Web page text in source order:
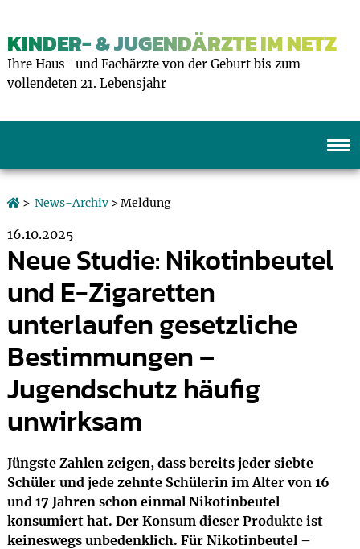
KINDER- & JUGENDÄRZTE IM NETZ
Ihre Haus- und Fachärzte von der Geburt bis zum
vollendeten 21. Lebensjahr
> News-Archiv> Meldung
16.10.2025
Neue Studie: Nikotinbeutel
und E-Zigaretten
unterlaufen gesetzliche
Bestimmungen –
Jugendschutz häufig
unwirksam
Jüngste Zahlen zeigen, dass bereits jeder siebte
Schüler und jede zehnte Schülerin im Alter von 16
und 17 Jahren schon einmal Nikotinbeutel
konsumiert hat. Der Konsum dieser Produkte ist
keineswegs unbedenklich. Für Nikotinbeutel –